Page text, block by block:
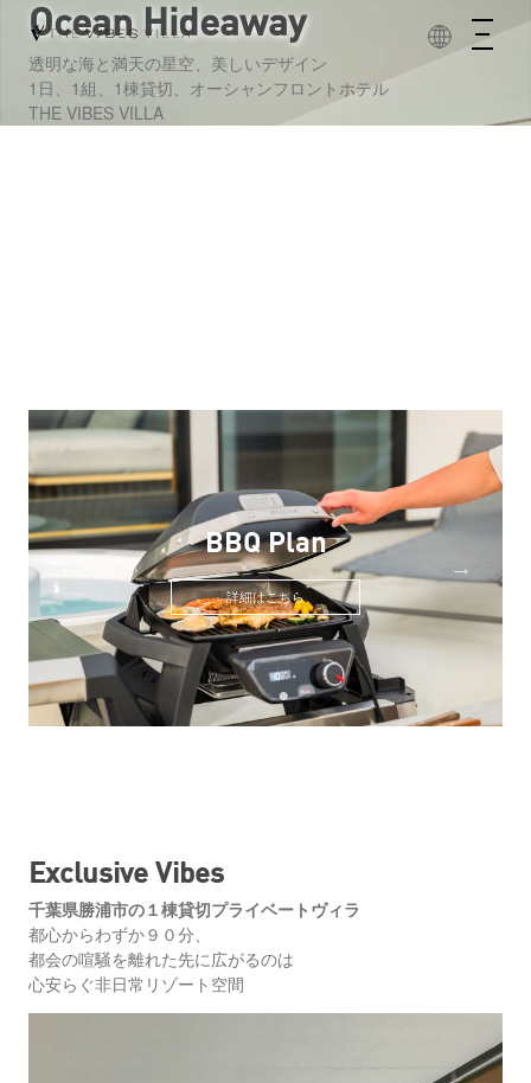
content
Language
Ocean Hideaway
透明な海と満天の星空、美しいデザイン
1日、1組、1棟貸切、オーシャンフロントホテル
THE VIBES VILLA
Private Sauna
詳細はこちら
Exclusive Vibes
千葉県勝浦市の１棟貸切プライベートヴィラ
都心からわずか９０分、
都会の喧騒を離れた先に広がるのは
心安らぐ非日常リゾート空間